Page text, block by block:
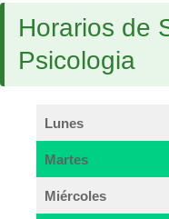
Horarios de
Psicologia
Lunes
Martes
Miércoles